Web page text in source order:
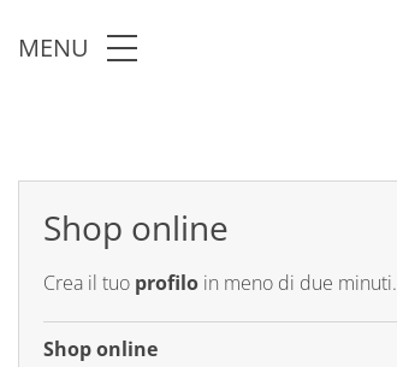
MENU
Shop online
Crea il tuo profilo in meno di due minuti.
Shop online